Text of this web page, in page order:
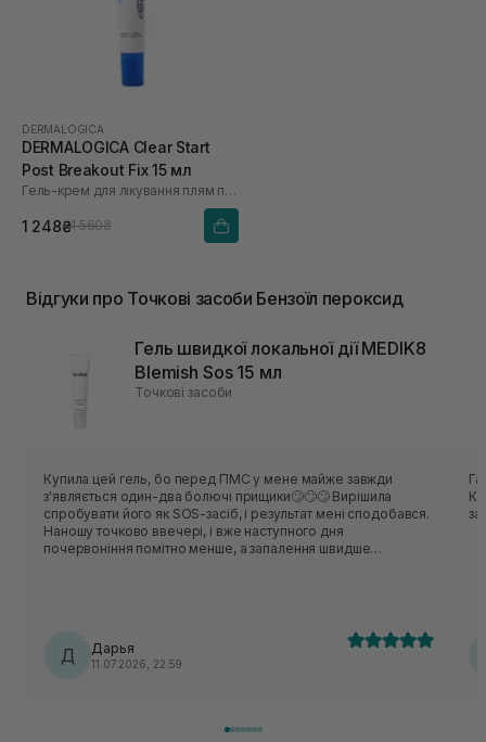
DERMALOGICA
DERMALOGICA Clear Start
Post Breakout Fix 15 мл
Гель-крем для лікування плям після висипань
1 248₴1 560₴
Відгуки про Точкові засоби Бензоїл пероксид
Гель швидкої локальної дії MEDIK8
Blemish Sos 15 мл
Точкові засоби
Купила цей гель, бо перед ПМС у мене майже завжди
з'являється один-два болючі прищики🙄🙄🙄 Вирішила
спробувати його як SOS-засіб, і результат мені сподобався.
Наношу точково ввечері, і вже наступного дня
почервоніння помітно менше, а запалення швидше
маленької краплі вистачає на один прищик. Тепер завжди
лежить в косметичці на такі "екстрені" випадки 😊
Д Дарья
11.07.2026, 22:59